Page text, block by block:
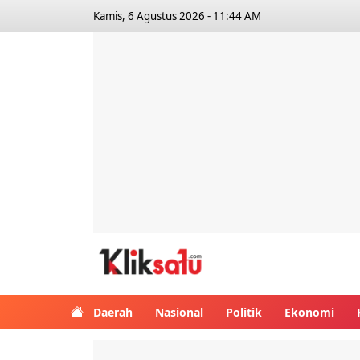
Kamis, 6 Agustus 2026 - 11:44 AM
Daerah Nasional Politik Ekonomi